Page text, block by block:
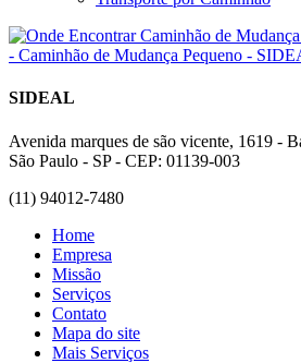
SIDEAL
Avenida marques de são vicente, 1619 -
São Paulo - SP - CEP: 01139-003
(11) 94012-7480
Home
Empresa
Missão
Serviços
Contato
Mapa do site
Mais Serviços